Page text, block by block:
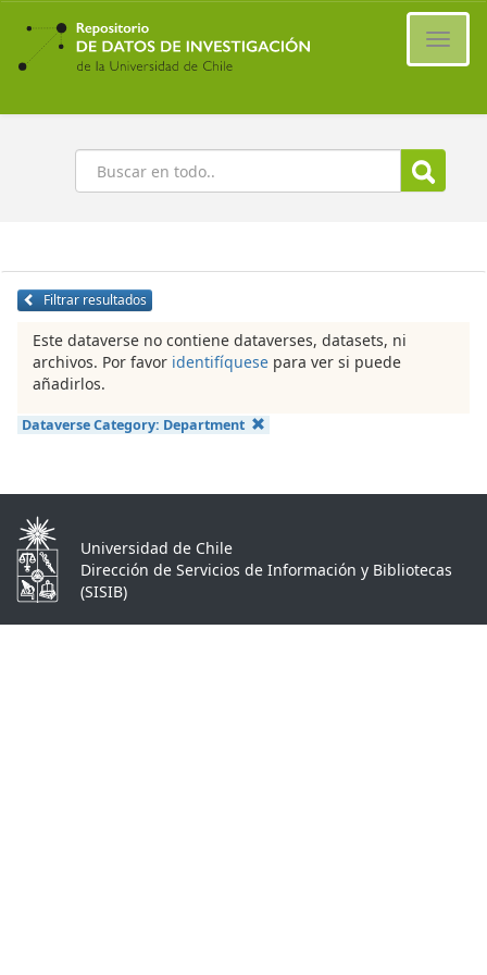
Ir
contenido
principal
Buscar
Filtrar resultados
Este dataverse no contiene dataverses, datasets, ni
archivos. Por favor identifíquese para ver si puede
añadirlos.
Dataverse Category: Department
Universidad de Chile
Dirección de Servicios de Información y Bibliotecas
(SISIB)